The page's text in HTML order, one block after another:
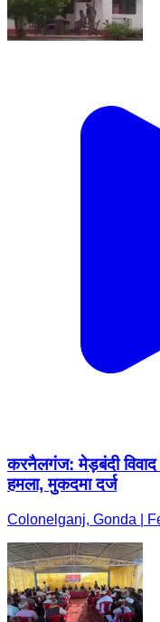
करनैलगंज: मेड़बंदी विवाद
हमला, मुकदमा दर्ज
Colonelganj, Gonda |